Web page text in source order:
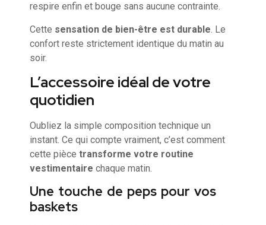
respire enfin et bouge sans aucune contrainte.
Cette sensation de bien-être est durable . Le
confort reste strictement identique du matin au
soir.
L’accessoire idéal de votre
quotidien
Oubliez la simple composition technique un
instant. Ce qui compte vraiment, c’est comment
cette pièce transforme votre routine
vestimentaire chaque matin.
Une touche de peps pour vos
baskets